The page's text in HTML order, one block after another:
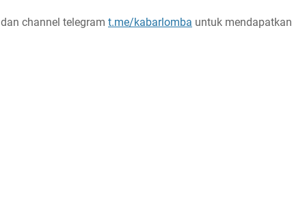
dan channel telegram t.me/kabarlomba untuk mendapatkan